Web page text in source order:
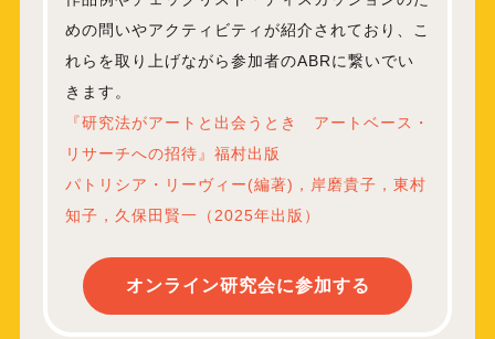
めの問いやアクティビティが紹介されており、こ
れらを取り上げながら参加者のABRに繋いでい
きます。
『研究法がアートと出会うとき アートベース・
リサーチへの招待』福村出版
パトリシア・リーヴィー(編著)，岸磨貴子，東村
知子，久保田賢一（2025年出版）
オンライン研究会に参加する